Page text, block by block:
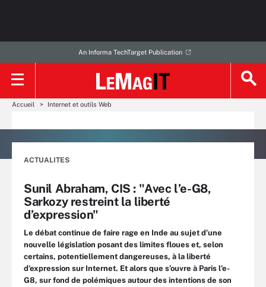
An Informa TechTarget Publication
Accueil Internet et outils Web
ACTUALITES
Sunil Abraham, CIS : "Avec l’e-G8,
Sarkozy restreint la liberté
d’expression"
Le débat continue de faire rage en Inde au sujet d’une
nouvelle législation posant des limites floues et, selon
certains, potentiellement dangereuses, à la liberté
d’expression sur Internet. Et alors que s’ouvre à Paris l’e-
G8, sur fond de polémiques autour des intentions de son